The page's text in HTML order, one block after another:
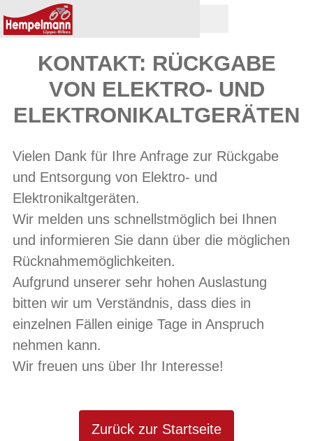
KONTAKT: RÜCKGABE
VON ELEKTRO- UND
ELEKTRONIKALTGERÄTEN
Vielen Dank für Ihre Anfrage zur Rückgabe
und Entsorgung von Elektro- und
Elektronikaltgeräten.
Wir melden uns schnellstmöglich bei Ihnen
und informieren Sie dann über die möglichen
Rücknahmemöglichkeiten.
Aufgrund unserer sehr hohen Auslastung
bitten wir um Verständnis, dass dies in
einzelnen Fällen einige Tage in Anspruch
nehmen kann.
Wir freuen uns über Ihr Interesse!
Zurück zur Startseite